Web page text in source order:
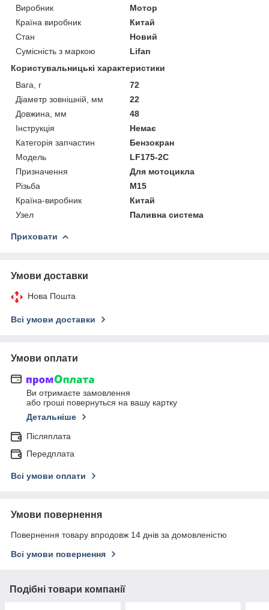
Виробник
Мотор
Країна виробник
Китай
Стан
Новий
Сумісність з маркою
Lifan
Користувальницькі характеристики
Вага, г
72
Діаметр зовнішній, мм
22
Довжина, мм
48
Інструкція
Немає
Категорія запчастин
Бензокран
Мoдель
LF175-2С
Призначення
Для мотоцикла
Різьба
М15
Країна-виробник
Китай
Узел
Паливна система
Приховати
Умови доставки
Нова Пошта
Всі умови доставки
Умови оплати
Ви отримаєте замовлення
або гроші повернуться на вашу картку
Детальніше
Післяплата
Передплата
Всі умови оплати
Умови повернення
Повернення товару впродовж 14 днів за домовленістю
Всі умови повернення
Подібні товари компанії